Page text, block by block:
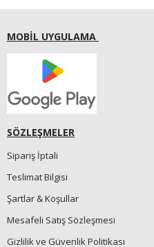
MOBİL UYGULAMA
SÖZLEŞMELER
Sipariş İptali
Teslimat Bilgisi
Şartlar & Koşullar
Mesafeli Satış Sözleşmesi
Gizlilik ve Güvenlik Politikası